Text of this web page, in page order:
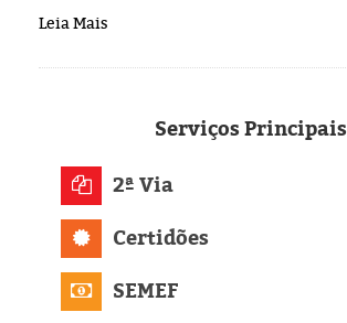
Pesquisas
Leia Mais
ServiçosPrincipais
2ª Via
Certidões
SEMEF